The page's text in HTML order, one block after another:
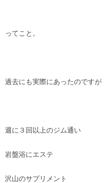
ってこと。
過去にも実際にあったのですが
週に３回以上のジム通い
岩盤浴にエステ
沢山のサプリメント